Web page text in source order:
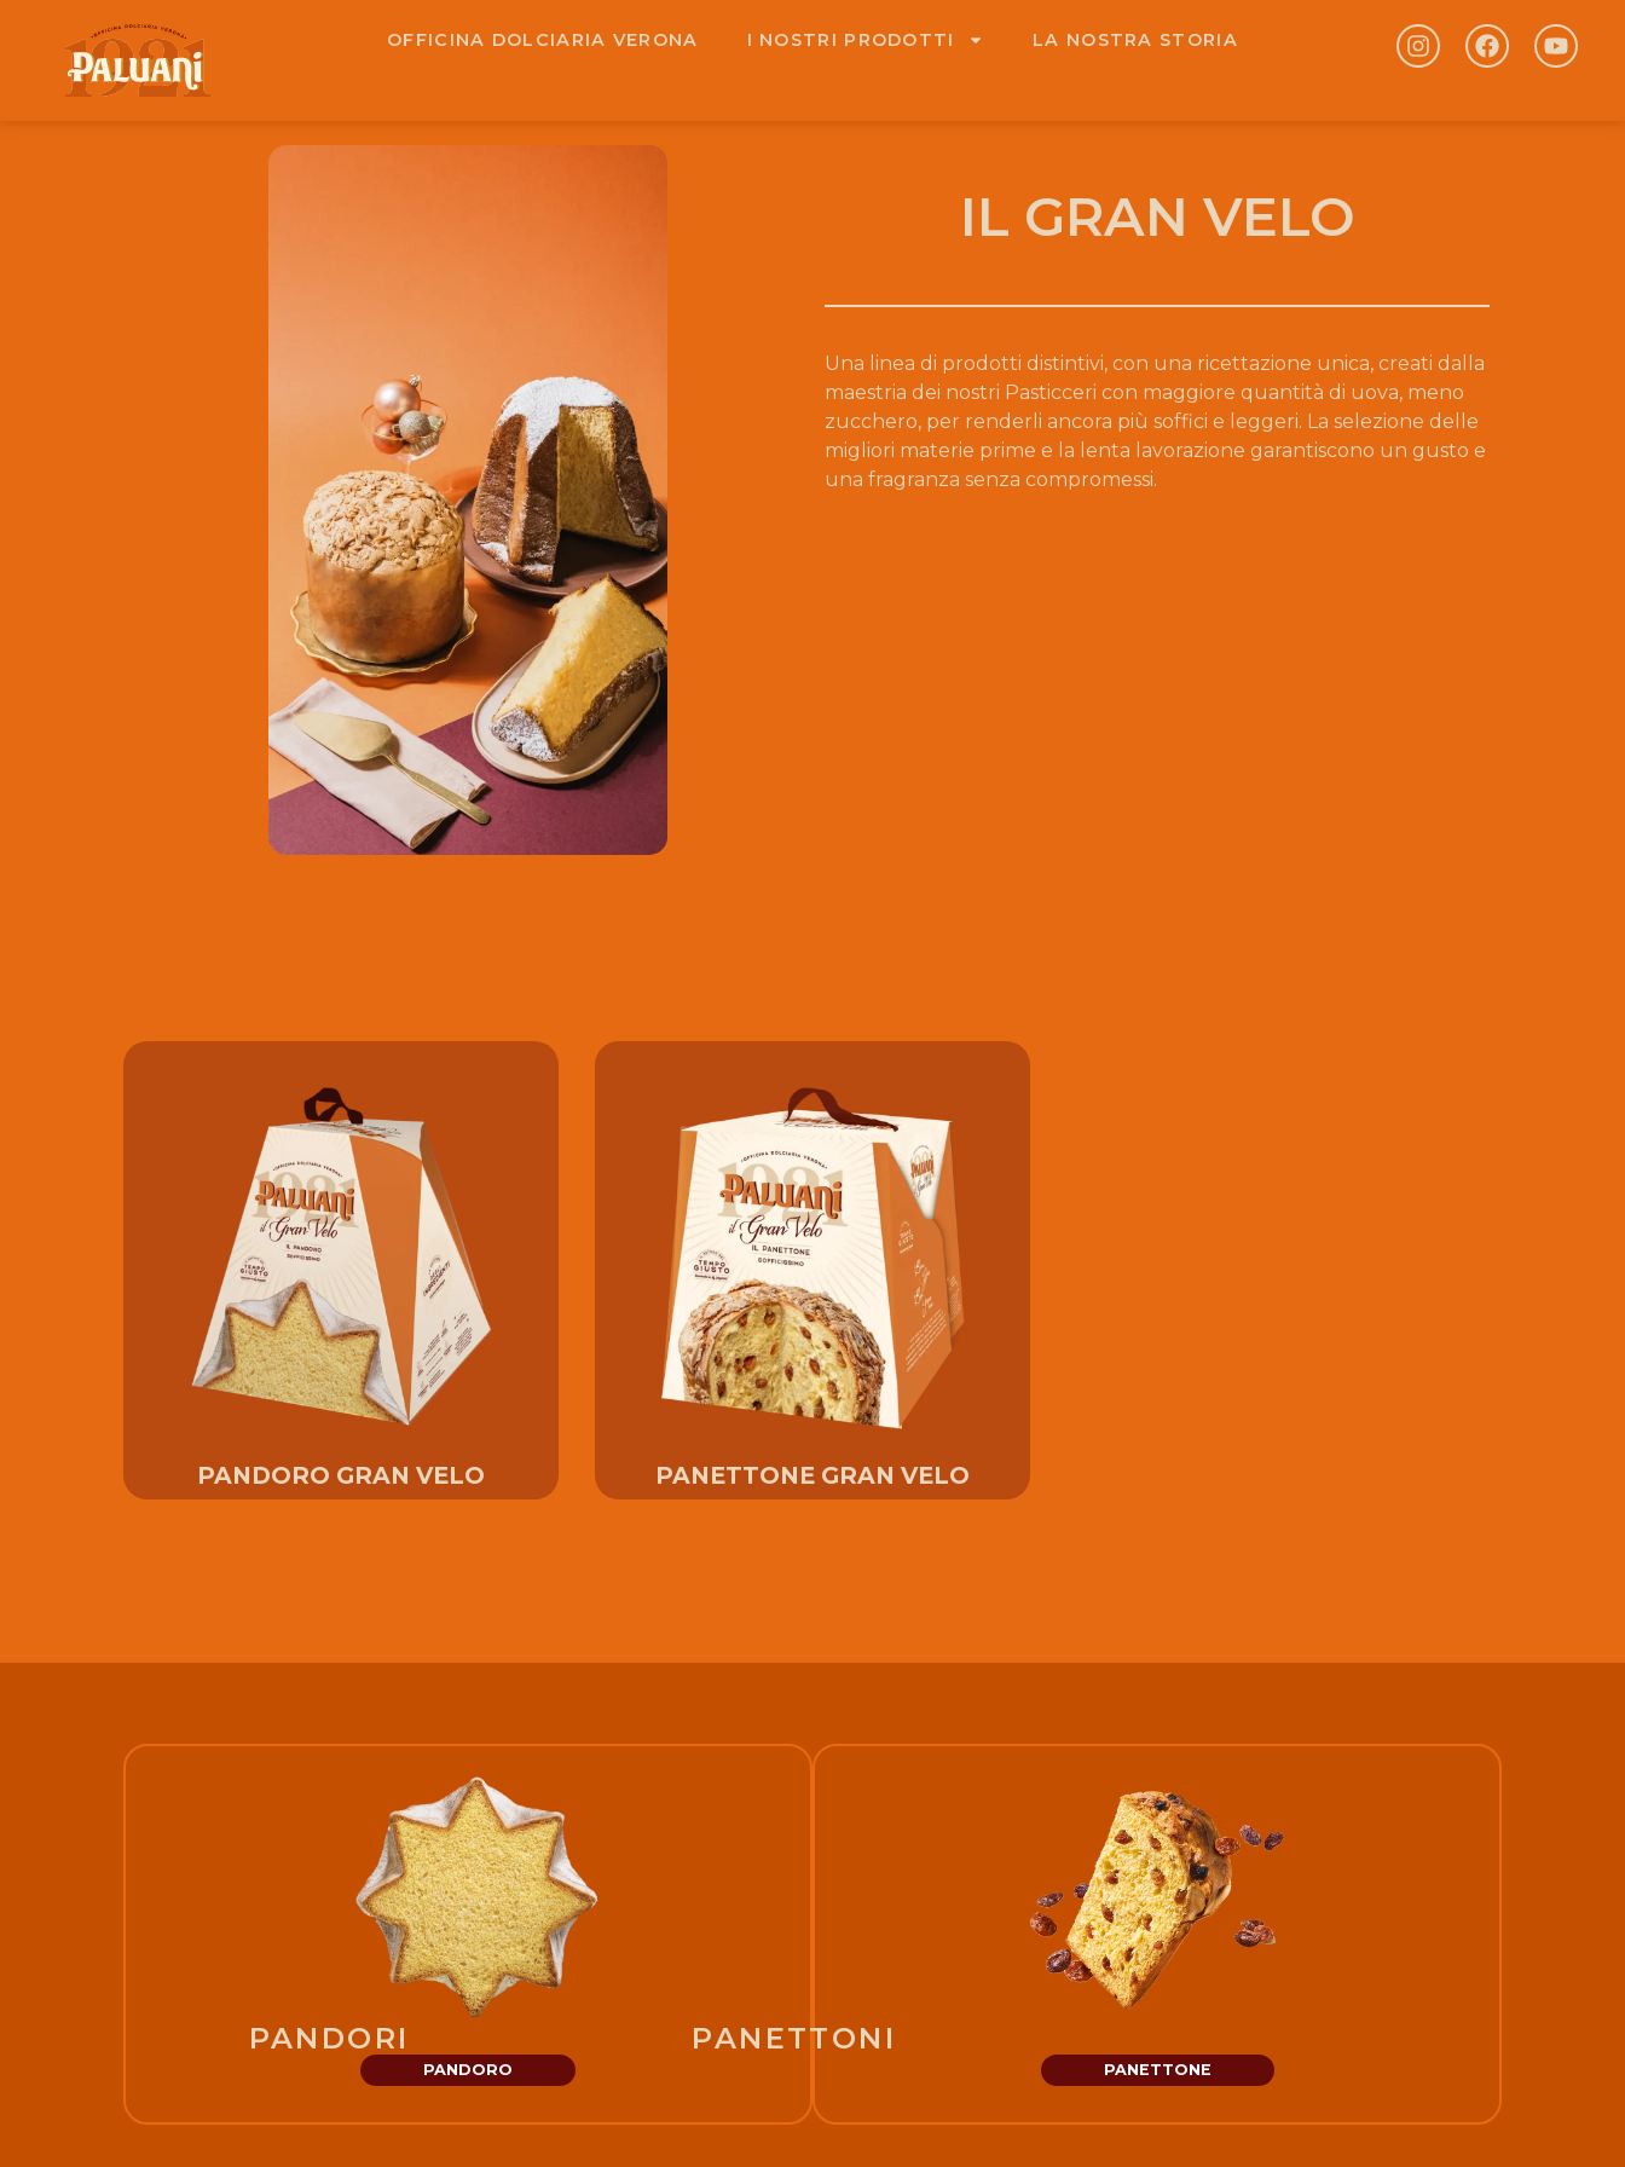
OFFICINA DOLCIARIA VERONA I NOSTRI PRODOTTI LA NOSTRA STORIA
IL GRAN VELO
Una linea di prodotti distintivi, con una ricettazione unica, creati dalla
maestria dei nostri Pasticceri con maggiore quantità di uova, meno
zucchero, per renderli ancora più soffici e leggeri. La selezione delle
migliori materie prime e la lenta lavorazione garantiscono un gusto e
una fragranza senza compromessi.
PANDORO GRAN VELO PANETTONE GRAN VELO
PANDORI
PANDORO
PANETTONI
PANETTONE